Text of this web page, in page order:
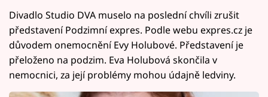
Divadlo Studio DVA muselo na poslední chvíli zrušit
představení Podzimní expres. Podle webu expres.cz je
důvodem onemocnění Evy Holubové. Představení je
přeloženo na podzim. Eva Holubová skončila v
nemocnici, za její problémy mohou údajně ledviny.